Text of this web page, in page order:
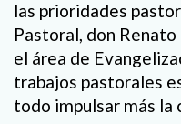
las prioridades
Pastoral, don
el área de
trabajos pastorales
todo impulsar más la